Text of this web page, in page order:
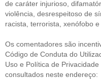
de caráter injurioso,
violência, desrespeitoso de
racista, terrorista, xenófobo e
Os comentadores são
Código de Conduta do
Uso e Política de
consultados neste endereço: